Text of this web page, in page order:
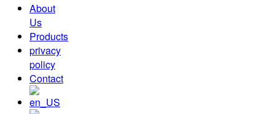
About
Us
Products
privacy
policy
Contact